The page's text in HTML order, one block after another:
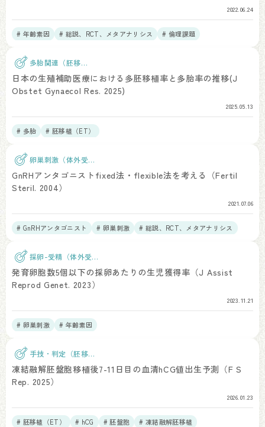
2022.06.24
# 年齢素因 # 総説、RCT、メタアナリシス # 倫理課題
多胎関連（胚移
植）
日本の生殖補助医療における多胚移植率と多胎率の推移(J
Obstet Gynaecol Res. 2025)
2025.05.13
# 多胎 # 胚移植（ET）
卵巣刺激（体外受
GnRHアンタゴニストfixed法・flexible法を考える（Fertil
Steril. 2004）
2021.07.06
# GnRHアンタゴニスト # 卵巣刺激 # 総説、RCT、メタアナリシス
採卵-受精（体外受
精）
発育卵胞数5個以下の採卵あたりの生児獲得率（J Assist
Reprod Genet. 2023）
2023.11.21
# 卵巣刺激 # 年齢素因
手技・判定（胚移
植）
凍結融解胚盤胞移植後7-11日目の血清hCG値出生予測（F S
Rep. 2025）
2026.01.23
# 胚移植（ET） # hCG # 胚盤胞 # 凍結融解胚移植